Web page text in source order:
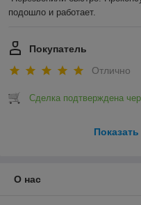
подошло и работает.
Покупатель
Отлично
Сделка подтверждена
О нас